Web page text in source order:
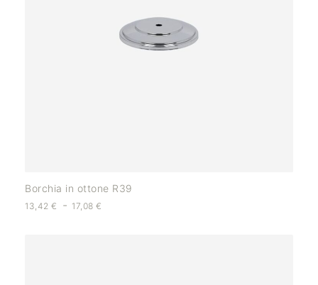
Borchia in ottone R39
13,42 € - 17,08€